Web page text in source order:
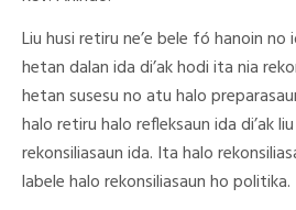
Liu husi retiru ne’e bele fó hanoin
hetan dalan ida di’ak hodi ita nia
hetan susesu no atu halo
halo retiru halo refleksaun ida di’ak
rekonsiliasaun ida. Ita halo
labele halo rekonsiliasaun ho politika.